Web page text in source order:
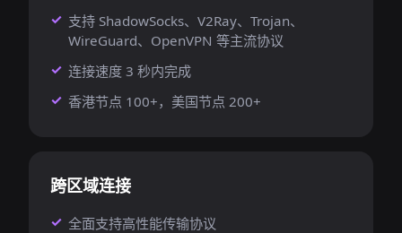
支持 ShadowSocks、V2Ray、Trojan、
WireGuard、OpenVPN 等主流协议
连接速度 3 秒内完成
香港节点 100+，美国节点 200+
跨区域连接
全面支持高性能传输协议